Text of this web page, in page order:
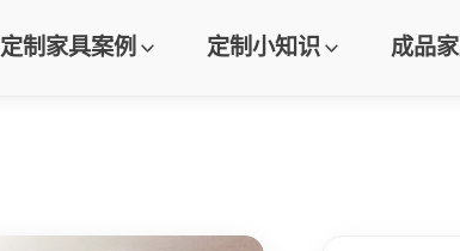
定制家具案例 定制小知识 成品